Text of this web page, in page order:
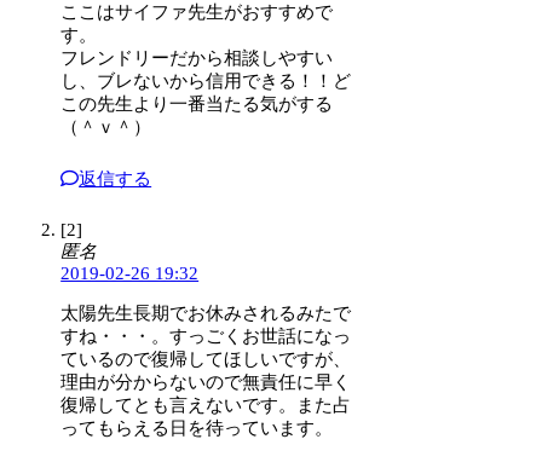
ここはサイファ先生がおすすめで
す。
フレンドリーだから相談しやすい
し、ブレないから信用できる！！ど
この先生より一番当たる気がする
（＾ｖ＾）
返信する
[2]
匿名
2019-02-26 19:32
太陽先生長期でお休みされるみたで
すね・・・。すっごくお世話になっ
ているので復帰してほしいですが、
理由が分からないので無責任に早く
復帰してとも言えないです。また占
ってもらえる日を待っています。